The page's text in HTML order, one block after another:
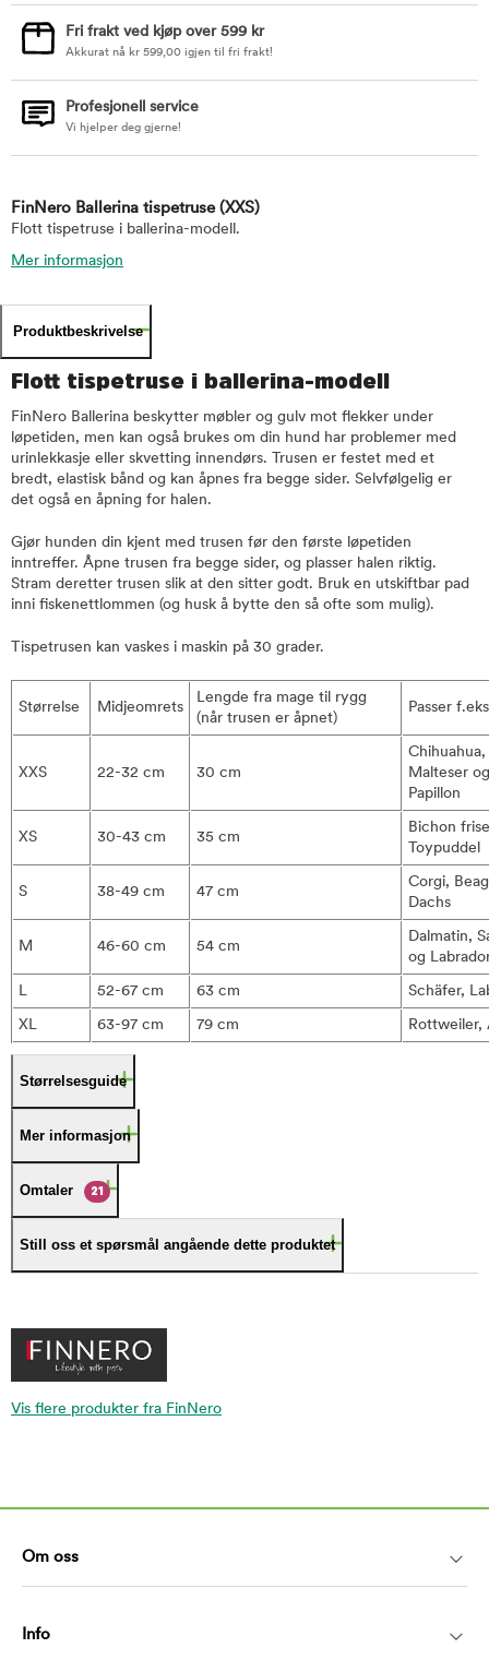
Fri frakt ved kjøp over 599 kr
Akkurat nå kr 599,00 igjen til fri frakt!
Profesjonell service
Vi hjelper deg gjerne!
FinNero Ballerina tispetruse (XXS)
Flott tispetruse i ballerina-modell.
Mer informasjon
Produktbeskrivelse
Flott tispetruse i ballerina-modell
FinNero Ballerina beskytter møbler og gulv mot flekker under
løpetiden, men kan også brukes om din hund har problemer med
urinlekkasje eller skvetting innendørs. Trusen er festet med et
bredt, elastisk bånd og kan åpnes fra begge sider. Selvfølgelig er
det også en åpning for halen.
Gjør hunden din kjent med trusen før den første løpetiden
inntreffer. Åpne trusen fra begge sider, og plasser halen riktig.
Stram deretter trusen slik at den sitter godt. Bruk en utskiftbar pad
inni fiskenettlommen (og husk å bytte den så ofte som mulig).
Tispetrusen kan vaskes i maskin på 30 grader.
Størrelse Midjeomrets
Lengde fra mage til rygg
(når trusen er åpnet)
Passer
XXS 22-32 cm 30 cm
Chihuahua,
Malteser og
Papillon
XS 30-43 cm 35 cm
Bichon
Toypuddel
S 38-49 cm 47 cm
Corgi,
Dachs
M 46-60 cm 54 cm
Dalmatin,
og
L 52-67 cm 63 cm Schäfer,
XL 63-97 cm 79 cm
Størrelsesguide
Mer informasjon
Omtaler 21
Still oss et spørsmål angående dette produktet
Vis flere produkter fra FinNero
Om oss
Info